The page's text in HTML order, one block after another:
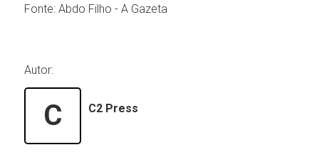
Fonte:Abdo Filho - A Gazeta
Autor:
C C2 Press